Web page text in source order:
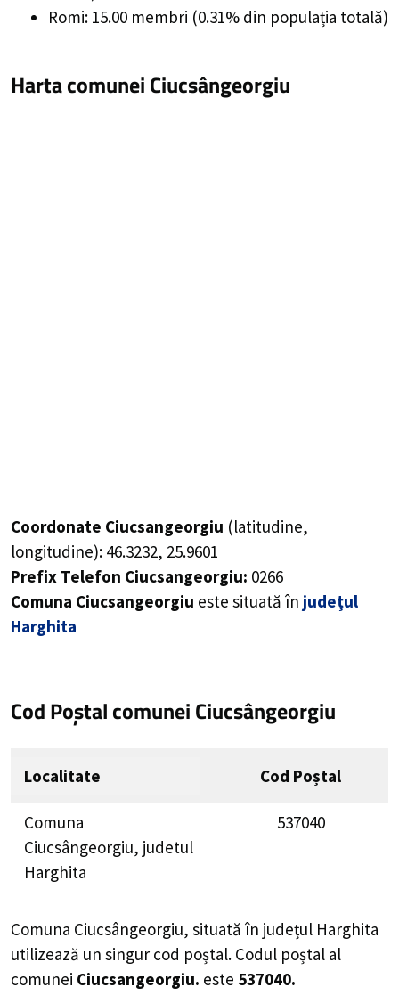
Romi: 15.00 membri (0.31% din populația totală)
Harta comunei Ciucsângeorgiu
Coordonate Ciucsangeorgiu (latitudine,
longitudine): 46.3232, 25.9601
Prefix Telefon Ciucsangeorgiu: 0266
Comuna Ciucsangeorgiu este situată în județul
Harghita
Cod Poștal comunei Ciucsângeorgiu
Localitate Cod Poștal
Comuna
Ciucsângeorgiu, judetul
Harghita
537040
Comuna Ciucsângeorgiu, situată în județul Harghita
utilizează un singur cod poștal. Codul poștal al
comunei Ciucsangeorgiu. este 537040.